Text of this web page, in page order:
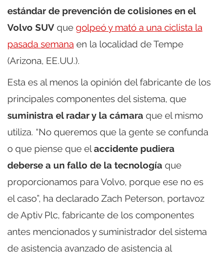
estándar de prevención de colisiones en el
Volvo SUV que golpeó y mató a una ciclista la
pasada semana en la localidad de Tempe
(Arizona, EE.UU.).
Esta es al menos la opinión del fabricante de los
principales componentes del sistema, que
suministra el radar y la cámara que el mismo
utiliza. “No queremos que la gente se confunda
o que piense que elaccidente pudiera
deberse a un fallo de la tecnología que
proporcionamos para Volvo, porque ese no es
el caso”, ha declarado Zach Peterson, portavoz
de Aptiv Plc, fabricante de los componentes
antes mencionados y suministrador del sistema
de asistencia avanzado de asistencia al